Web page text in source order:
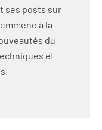
ses posts sur
à la
du
et